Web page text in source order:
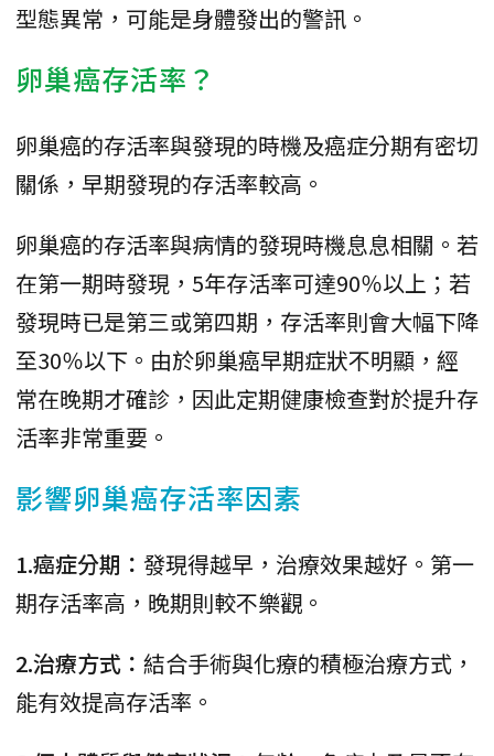
型態異常，可能是身體發出的警訊。
卵巢癌存活率？
卵巢癌的存活率與發現的時機及癌症分期有密切
關係，早期發現的存活率較高。
卵巢癌的存活率與病情的發現時機息息相關。若
在第一期時發現，5年存活率可達90％以上；若
發現時已是第三或第四期，存活率則會大幅下降
至30％以下。由於卵巢癌早期症狀不明顯，經
常在晚期才確診，因此定期健康檢查對於提升存
活率非常重要。
影響卵巢癌存活率因素
1.癌症分期： 發現得越早，治療效果越好。第一
期存活率高，晚期則較不樂觀。
2.治療方式： 結合手術與化療的積極治療方式，
能有效提高存活率。